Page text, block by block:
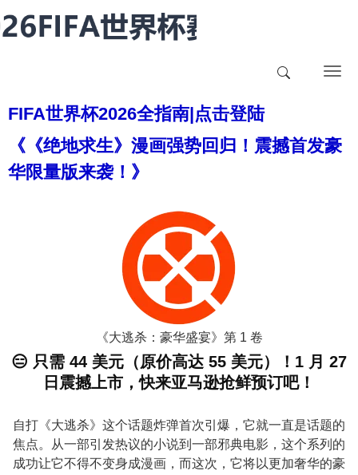
T
l
n
FIFA世界杯2026全指南|点击登陆
《《绝地求生》漫画强势回归！震撼首发豪
华限量版来袭！》
《大逃杀：豪华盛宴》第 1 卷
😑 只需 44 美元（原价高达 55 美元）！1 月 27
日震撼上市，快来亚马逊抢鲜预订吧！
自打《大逃杀》这个话题炸弹首次引爆，它就一直是话题的
焦点。从一部引发热议的小说到一部邪典电影，这个系列的
成功让它不得不变身成漫画，而这次，它将以更加奢华的豪